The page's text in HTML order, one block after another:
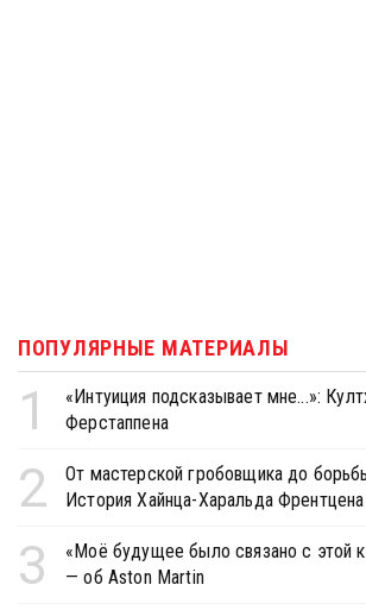
ПОПУЛЯРНЫЕ МАТЕРИАЛЫ
1
«Интуиция подсказывает мне...»:
Ферстаппена
2
От мастерской гробовщика до
История Хайнца-Харальда Френтцена
3
«Моё будущее было связано с этой
— об Aston Martin